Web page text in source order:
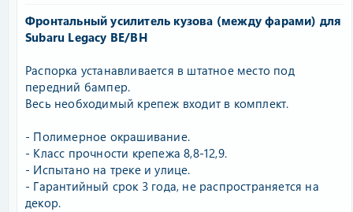
Фронтальный усилитель кузова (между фарами) для
Subaru Legacy BE/BH
Распорка устанавливается в штатное место под
передний бампер.
Весь необходимый крепеж входит в комплект.
- Полимерное окрашивание.
- Класс прочности крепежа 8,8-12,9.
- Испытано на треке и улице.
- Гарантийный срок 3 года, не распространяется на
декор.